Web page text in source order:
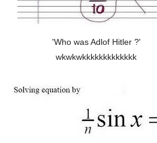
'Who was Adlof Hitler ?'
wkwkwkkkkkkkkkkkkk